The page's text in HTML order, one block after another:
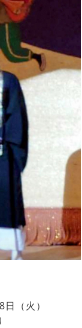
（火）